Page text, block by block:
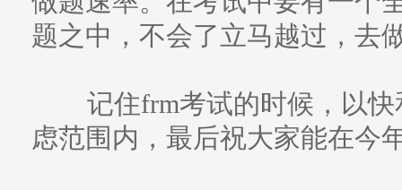
题之中，不会了立马越过，去
记住frm考试的时候，以快
虑范围内，最后祝大家能在今